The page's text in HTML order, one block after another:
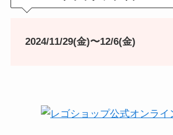
2024/11/29(金)〜12/6(金)